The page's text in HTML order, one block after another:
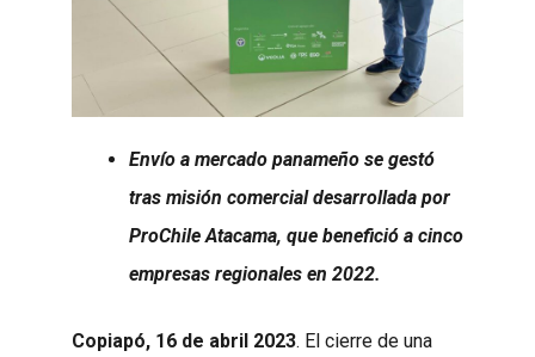
Envío a mercado panameño se gestó
tras misión comercial desarrollada por
ProChile Atacama, que benefició a cinco
empresas regionales en 2022.
Copiapó, 16 de abril 2023. El cierre de una